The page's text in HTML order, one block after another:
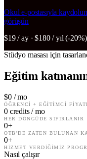
Okul e-postasıyla kaydolun
görüşün
$19 / ay · $180 / yıl (-
Stüdyo masası için
Eğitim
$0/ mo
ÖĞRENCI + EĞITIMCI
0credits / mo
HER DÖNGÜDE SIFIRLANIR
0+
OTB'DE ZATEN BULUNAN
0+
HIZMET VERDIĞIMIZ
Nasıl çalışır